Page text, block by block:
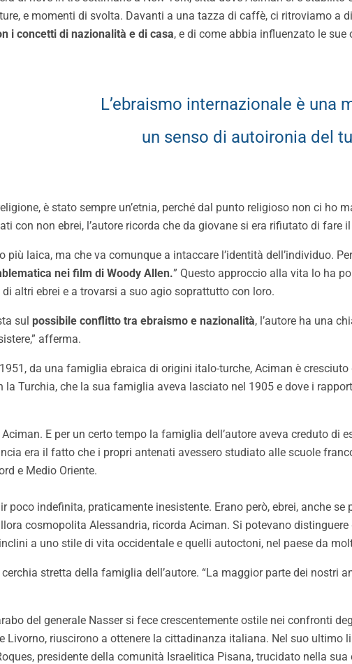
e momenti di svolta. Davanti a una tazza di caffè, ci ritroviamo a
i concetti di nazionalità e di casa, e di come abbia influenzato le sue
L’ebraismo internazionale è una
un senso di autoironia del
è stato sempre un’etnia, perché dal punto religioso non ci ho
con non ebrei, l’autore ricorda che da giovane si era rifiutato di fare
laica, ma che va comunque a intaccare l’identità dell’individuo. Per
nei film di Woody Allen.” Questo approccio alla vita lo ha
altri ebrei e a trovarsi a suo agio soprattutto con loro.
sul possibile conflitto tra ebraismo e nazionalità, l’autore ha una
afferma.
da una famiglia ebraica di origini italo-turche, Aciman è
Turchia, che la sua famiglia aveva lasciato nel 1905 e dove i
Aciman. E per un certo tempo la famiglia dell’autore aveva creduto
era il fatto che i propri antenati avessero studiato alle scuole
e Medio Oriente.
poco indefinita, praticamente inesistente. Erano però, ebrei, anche
cosmopolita Alessandria, ricorda Aciman. Si potevano distinguere
a uno stile di vita occidentale e quelli autoctoni, nel paese da
stretta della famiglia dell’autore. “La maggior parte dei nostri
del generale Nasser si fece crescentemente ostile nei confronti
Livorno, riuscirono a ottenere la cittadinanza italiana. Nel suo ultimo
presidente della comunità Israelitica Pisana, trucidato nella